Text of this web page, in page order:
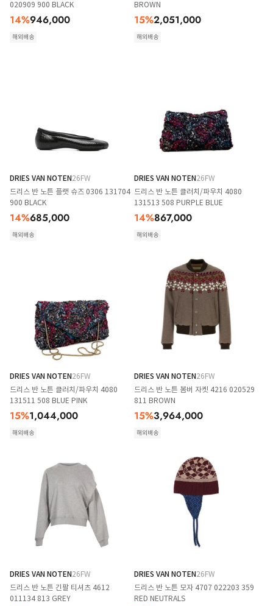
020909 900 BLACK
14%946,000
해외배송
BROWN
15%2,051,000
해외배송
DRIES VAN NOTEN26FW
드리스 반 노튼 플랫 슈즈 0306 131704
900 BLACK
14%685,000
해외배송
DRIES VAN NOTEN26FW
드리스 반 노튼 클러치/파우치 4080
131513 508 PURPLE BLUE
14%867,000
해외배송
DRIES VAN NOTEN26FW
드리스 반 노튼 클러치/파우치 4080
131511 508 BLUE PINK
15%1,044,000
해외배송
DRIES VAN NOTEN26FW
드리스 반 노튼 봄버 자켓 4216 020529
811 BROWN
15%3,964,000
해외배송
DRIES VAN NOTEN26FW
드리스 반 노튼 긴팔 티셔츠 4612
011134 813 GREY
DRIES VAN NOTEN26FW
드리스 반 노튼 모자 4707 022203 359
RED NEUTRALS